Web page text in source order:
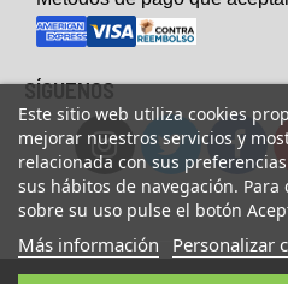
Este sitio web utiliza cookies
mejorar nuestros servicios y
relacionada con sus
sus hábitos de navegación.
sobre su uso pulse el botón
Más información Personalizar
SÍGUENOS
© Copyright 2023 UsaFitness.